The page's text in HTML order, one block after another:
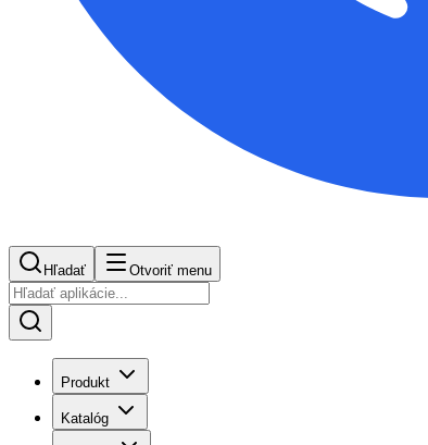
Hľadať Otvoriť menu
Produkt
Katalóg